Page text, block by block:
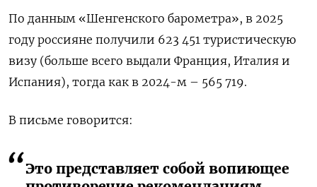
По данным «Шенгенского барометра», в 2025
году россияне получили 623 451 туристическую
визу (больше всего выдали Франция, Италия и
Испания), тогда как в 2024-м – 565 719.
В письме говорится:
Это представляет собой вопиющее